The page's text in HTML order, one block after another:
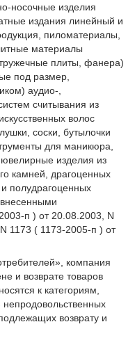
носочные изделия
издания линейный и
пиломатериалы,
материалы
плиты, фанера)
под размер,
аудио-,
считывания из
волос
соски, бутылочки
для маникюра,
изделия из
камней, драгоценных
полудрагоценных
п ) от 20.08.2003, N
1173 ( 1173-2005-п ) от
, компания
и возврате товаров
к категориям,
возврату и